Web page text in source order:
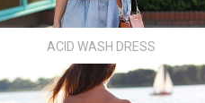
ACID WASH DRESS